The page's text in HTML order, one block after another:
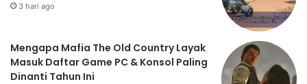
3 hari ago
Mengapa Mafia The Old Country Layak
Masuk Daftar Game PC & Konsol Paling
Dinanti Tahun Ini